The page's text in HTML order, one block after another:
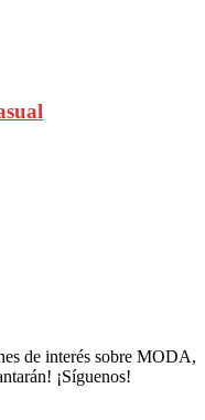
de interés sobre MODA,
¡Síguenos!